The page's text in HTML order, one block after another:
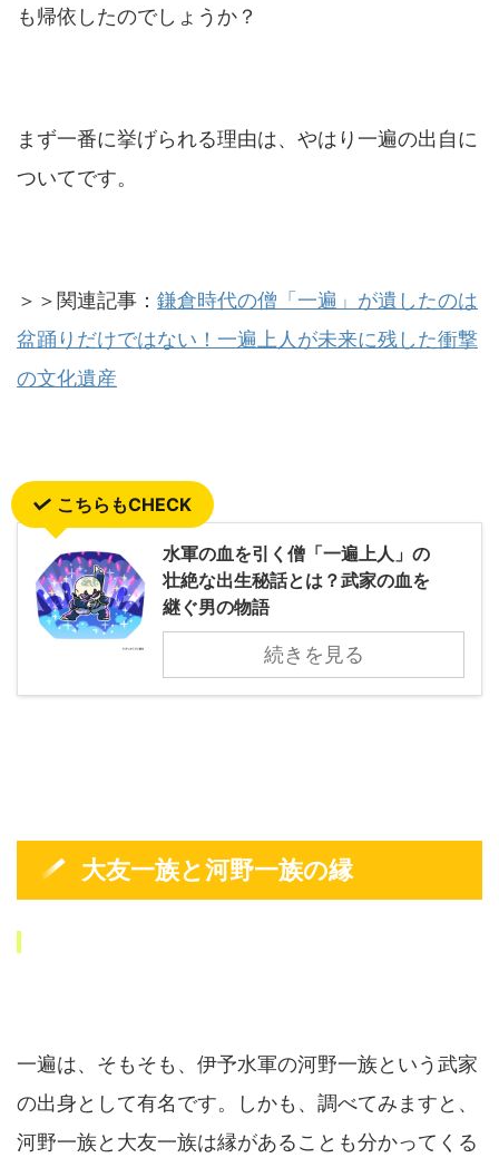
も帰依したのでしょうか？
まず一番に挙げられる理由は、やはり一遍の出自に
ついてです。
＞＞関連記事： 鎌倉時代の僧「一遍」が遺したのは
盆踊りだけではない！一遍上人が未来に残した衝撃
の文化遺産
こちらもCHECK
水軍の血を引く僧「一遍上人」の
壮絶な出生秘話とは？武家の血を
継ぐ男の物語
続きを見る
大友一族と河野一族の縁
一遍は、そもそも、伊予水軍の河野一族という武家
の出身として有名です。しかも、調べてみますと、
河野一族と大友一族は縁があることも分かってくる